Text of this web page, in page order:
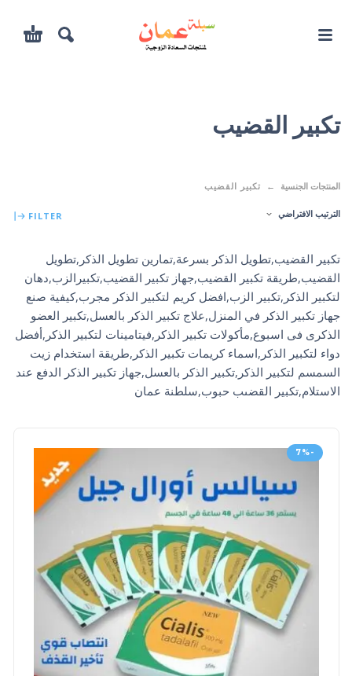
تكبير القضيب
المنتجات الجنسية تكبير القضيب
الترتيب الافتراضي FILTER
تكبير القضيب,تطويل الذكر بسرعة,تمارين تطويل الذكر,تطويل
القضيب,طريقة تكبير القضيب,جهاز تكبير القضيب,تكبيرالزب,دهان
لتكبير الذكر,تكبير الزب,افضل كريم لتكبير الذكر مجرب,كيفية صنع
جهاز تكبير الذكر في المنزل,علاج تكبير الذكر بالعسل,تكبير العضو
الذكرى فى اسبوع,مأكولات تكبير الذكر,فيتامينات لتكبير الذكر,أفضل
دواء لتكبير الذكر,اسماء كريمات تكبير الذكر,طريقة استخدام زيت
السمسم لتكبير الذكر,تكبير الذكر بالعسل,جهاز تكبير الذكر الدفع عند
الاستلام,تكبير القضىب حبوب,سلطنة عمان
-7%